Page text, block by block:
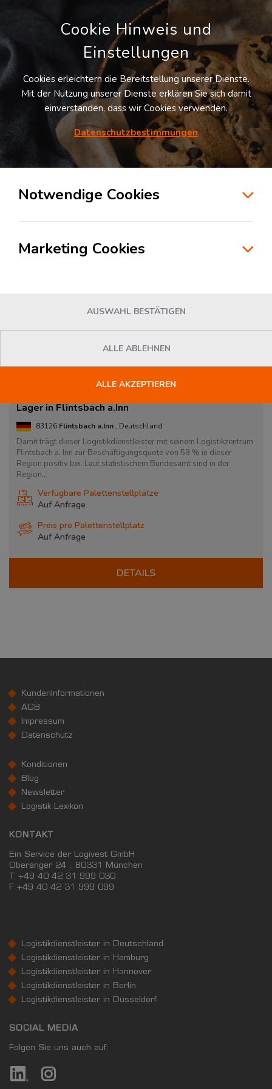
LOGIVISOR SUCHE
Lagerflächen in Flintsbach a.Inn
Lager in Flintsbach a.Inn
83126 Flintsbach a.Inn , Deutschland
Damit trägt dieser Logistikdienstleister mit seinem Logistikzentrum
Flintsbach a. Inn zur Beschäftigungsquote von 59 % in dieser
Region positiv bei. Laut statistischem Bundesamt sind in der
Region...
Verfügbare Palettenstellplätze
Auf Anfrage
Preis pro Palettenstellplatz
Auf Anfrage
DETAILS
KundenInformationen
AGB
Impressum
Datenschutz
Konditionen
Blog
Newsletter
Logistik Lexikon
KONTAKT
Ein Service der Logivest GmbH
Oberanger 24 . 80331 München
T +49 40 42 31 999 030
F +49 40 42 31 999 099
Logistikdienstleister in Deutschland
Logistikdienstleister in Hamburg
Logistikdienstleister in Hannover
Logistikdienstleister in Berlin
Logistikdienstleister in Düsseldorf
SOCIAL MEDIA
Folgen Sie uns auch auf:
Cookie Hinweis und
Einstellungen
Cookies erleichtern die Bereitstellung unserer Dienste.
Mit der Nutzung unserer Dienste erklären Sie sich damit
einverstanden, dass wir Cookies verwenden.
Datenschutzbestimmungen
Notwendige Cookies
Marketing Cookies
AUSWAHL BESTÄTIGEN
ALLE ABLEHNEN
ALLE AKZEPTIEREN